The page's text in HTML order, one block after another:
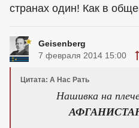
странах один! Как в
Geisenberg
7 февраля 2014 15:00
Цитата: А Нас Рать
Нашивка на